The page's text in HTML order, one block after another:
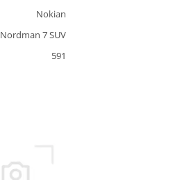
Nokian
Nordman 7 SUV
591